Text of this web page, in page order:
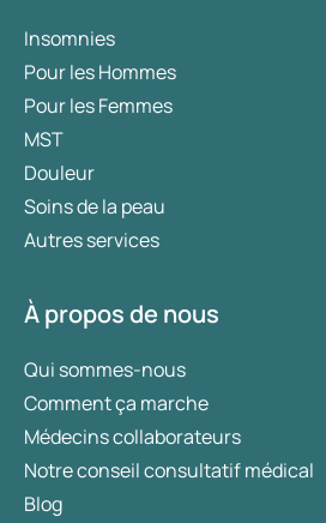
Insomnies
Pour les Hommes
Pour les Femmes
MST
Douleur
Soins de la peau
Autres services
À propos de nous
Qui sommes-nous
Comment ça marche
Médecins collaborateurs
Notre conseil consultatif médical
Blog